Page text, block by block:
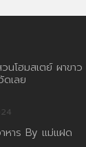
นโฮมสเตย์ ผาขาว
เลย
หาร By แม่แฝด